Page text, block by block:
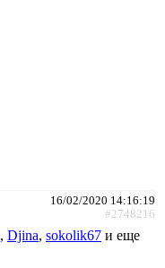
16/02/2020 14:16:19
#2748216
, Djina, sokolik67 и еще